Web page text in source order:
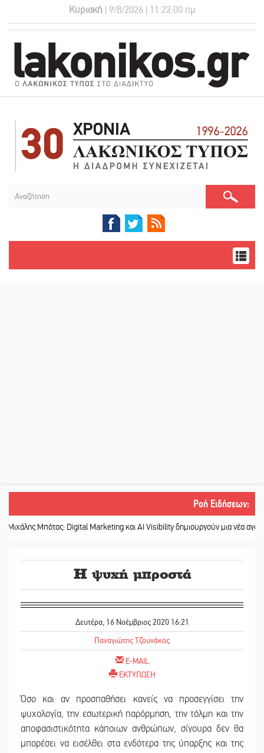
Κυριακή | 9/8/2026 | 11:22:01 πμ
Ροή Ειδήσεων:
Μπότας: Digital Marketing και AI Visibility δημιουργούν μια νέα αγορά εργασίας
Η ψυχή μπροστά
Δευτέρα, 16 Νοέμβριος 2020 16:21
Παναγιώτης Τζουνάκος
E-MAIL
ΕΚΤΥΠΩΣΗ
Όσο και αν προσπαθήσει κανείς να προσεγγίσει την
ψυχολογία, την εσωτερική παρόρμηση, την τόλμη και την
αποφασιστικότητα κάποιων ανθρώπων, σίγουρα δεν θα
μπορέσει να εισέλθει στα ενδότερα της ύπαρξης και της